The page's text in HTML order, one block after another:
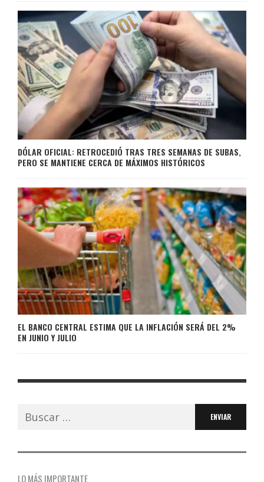
DÓLAR OFICIAL: RETROCEDIÓ TRAS TRES SEMANAS DE SUBAS,
PERO SE MANTIENE CERCA DE MÁXIMOS HISTÓRICOS
EL BANCO CENTRAL ESTIMA QUE LA INFLACIÓN SERÁ DEL 2%
EN JUNIO Y JULIO
Buscar:
LO MÁS IMPORTANTE